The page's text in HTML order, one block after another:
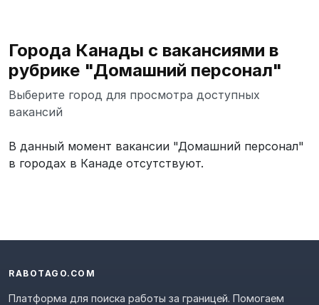
Города Канады с вакансиями в
рубрике "Домашний персонал"
Выберите город для просмотра доступных
вакансий
В данный момент вакансии "Домашний персонал"
в городах в Канаде отсутствуют.
RABOTAGO.COM
Платформа для поиска работы за границей. Помогаем